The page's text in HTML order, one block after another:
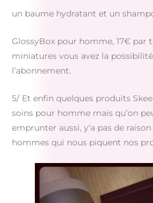
un baume hydratant et un
GlossyBox pour homme, 17€ par
miniatures vous avez la
l’abonnement.
5/ Et enfin quelques produits
soins pour homme mais qu’on
emprunter aussi, y’a pas de
hommes qui nous piquent nos